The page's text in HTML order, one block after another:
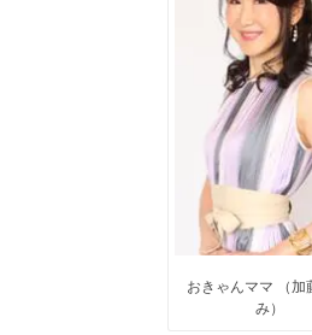
おきゃんママ （加
み）